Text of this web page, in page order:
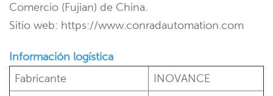
Comercio (Fujian) de China.
Sitio web: https://www.conradautomation.com
Información logística
Fabricante
INOVANCE